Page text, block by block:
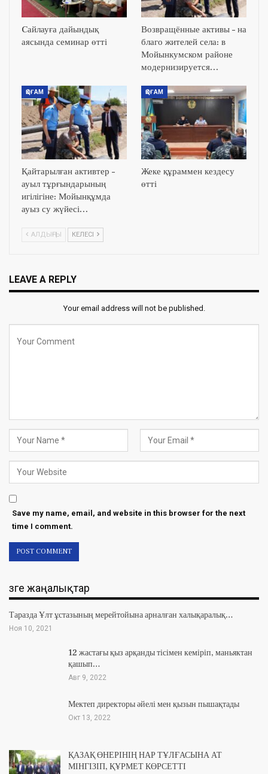
Cайлауға дайындық
аясында семинар өтті
Возвращённые активы – на
благо жителей села: в
Мойынкумском районе
модернизируется…
ҚОҒАМ
Қайтарылған активтер –
ауыл тұрғындарының
игілігіне: Мойынқұмда
ауыз су жүйесі…
ҚОҒАМ
Жеке құраммен кездесу
өтті
АЛДЫҢҒЫ КЕЛЕСІ
LEAVE A REPLY
Your email address will not be published.
Save my name, email, and website in this browser for the next
time I comment.
Өзге жаңалықтар
Таразда Ұлт ұстазының мерейтойына арналған халықаралық…
Ноя 10, 2021
12 жастағы қыз арқанды тісімен кеміріп, маньяктан
қашып…
Авг 9, 2022
Мектеп директоры әйелі мен қызын пышақтады
Окт 13, 2022
ҚАЗАҚ ӨНЕРІНІҢ НАР ТҰЛҒАСЫНА АТ
МІНГІЗІП, ҚҰРМЕТ КӨРСЕТТІ